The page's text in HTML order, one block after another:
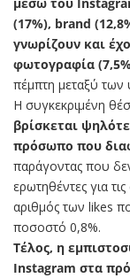
(17%), brand
γνωρίζουν και
φωτογραφία
πέμπτη μεταξύ
Η συγκεκριμένη
βρίσκεται
πρόσωπο που
παράγοντας που
ερωτηθέντες για
αριθμός των likes
ποσοστό 0,8%.
Τέλος, η
Instagram στα